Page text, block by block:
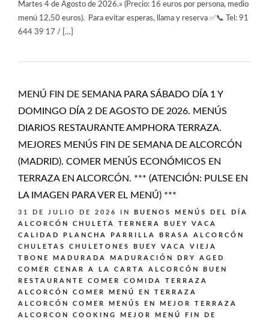
Martes 4 de Agosto de 2026.» (Precio: 16 euros por persona, medio
menú 12,50 euros). Para evitar esperas, llama y reserva ✅📞 Tel: 91
644 39 17 / […]
MENÚ FIN DE SEMANA PARA SÁBADO DÍA 1 Y
DOMINGO DÍA 2 DE AGOSTO DE 2026. MENÚS
DIARIOS RESTAURANTE AMPHORA TERRAZA.
MEJORES MENÚS FIN DE SEMANA DE ALCORCÓN
(MADRID). COMER MENÚS ECONÓMICOS EN
TERRAZA EN ALCORCÓN. *** (ATENCIÓN: PULSE EN
LA IMAGEN PARA VER EL MENÚ) ***
31 DE JULIO DE 2026 IN
BUENOS MENÚS DEL DÍA
ALCORCÓN
CHULETA TERNERA BUEY VACA
CALIDAD PLANCHA PARRILLA BRASA ALCORCÓN
CHULETAS CHULETONES BUEY VACA VIEJA
TBONE MADURADA MADURACIÓN DRY AGED
COMER CENAR A LA CARTA ALCORCÓN BUEN
RESTAURANTE
COMER COMIDA TERRAZA
ALCORCÓN
COMER MENÚ EN TERRAZA
ALCORCÓN
COMER MENÚS EN MEJOR TERRAZA
ALCORCON
COOKING
MEJOR MENÚ FIN DE